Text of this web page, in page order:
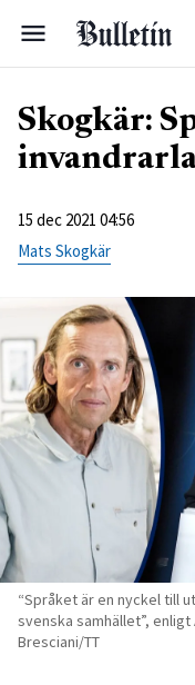
Skogkär:
15 dec 2021 04:56
Mats Skogkär
“Språket är en nyckel till
svenska samhället”, enligt
Bresciani/TT